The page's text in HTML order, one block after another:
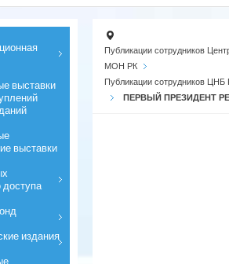
Публикации сотрудников
МОН РК
Публикации сотрудников
ПЕРВЫЙ ПРЕЗИДЕНТ
выставки
выставки
доступа
издания